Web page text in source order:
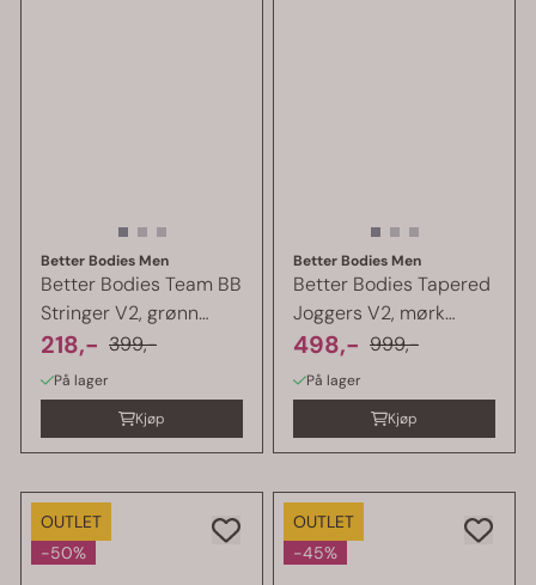
Better Bodies Men
Better Bodies Team BB
Stringer V2, grønn
singlet
218,- 399,-
På lager
Kjøp
Better Bodies Men
Better Bodies Tapered
Joggers V2, mørk
camo ...
498,- 999,-
På lager
Kjøp
OUTLET
-50%
OUTLET
-45%